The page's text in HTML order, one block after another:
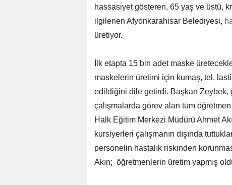
hassasiyet gösteren, 65 yaş ve üstü,
ilgilenen Afyonkarahisar Belediyesi,
üretiyor.
İlk etapta 15 bin adet maske
maskelerin üretimi için kumaş, tel,
edildiğini dile getirdi. Başkan Zeybek,
çalışmalarda görev alan tüm
Halk Eğitim Merkezi Müdürü Ahmet
kursiyerleri çalışmanın dışında
personelin hastalık riskinden
Akın; öğretmenlerin üretim yapmış